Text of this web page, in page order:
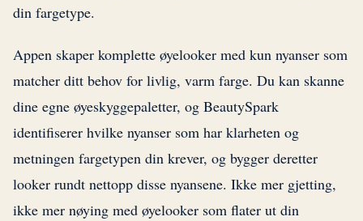
din fargetype.
Appen skaper komplette øyelooker med kun nyanser som
matcher ditt behov for livlig, varm farge. Du kan skanne
dine egne øyeskyggepaletter, og BeautySpark
identifiserer hvilke nyanser som har klarheten og
metningen fargetypen din krever, og bygger deretter
looker rundt nettopp disse nyansene. Ikke mer gjetting,
ikke mer nøying med øyelooker som flater ut din